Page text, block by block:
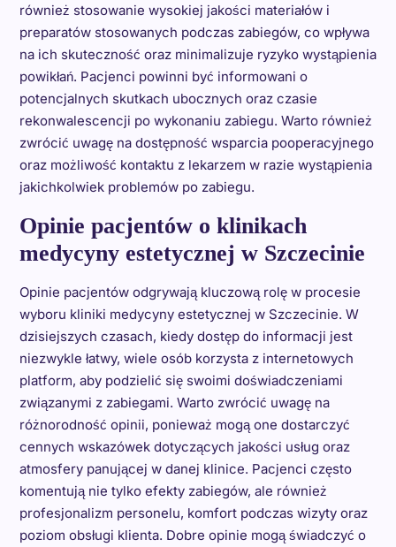
również stosowanie wysokiej jakości materiałów i
preparatów stosowanych podczas zabiegów, co wpływa
na ich skuteczność oraz minimalizuje ryzyko wystąpienia
powikłań. Pacjenci powinni być informowani o
potencjalnych skutkach ubocznych oraz czasie
rekonwalescencji po wykonaniu zabiegu. Warto również
zwrócić uwagę na dostępność wsparcia pooperacyjnego
oraz możliwość kontaktu z lekarzem w razie wystąpienia
jakichkolwiek problemów po zabiegu.
Opinie pacjentów o klinikach
medycyny estetycznej w Szczecinie
Opinie pacjentów odgrywają kluczową rolę w procesie
wyboru kliniki medycyny estetycznej w Szczecinie. W
dzisiejszych czasach, kiedy dostęp do informacji jest
niezwykle łatwy, wiele osób korzysta z internetowych
platform, aby podzielić się swoimi doświadczeniami
związanymi z zabiegami. Warto zwrócić uwagę na
różnorodność opinii, ponieważ mogą one dostarczyć
cennych wskazówek dotyczących jakości usług oraz
atmosfery panującej w danej klinice. Pacjenci często
komentują nie tylko efekty zabiegów, ale również
profesjonalizm personelu, komfort podczas wizyty oraz
poziom obsługi klienta. Dobre opinie mogą świadczyć o